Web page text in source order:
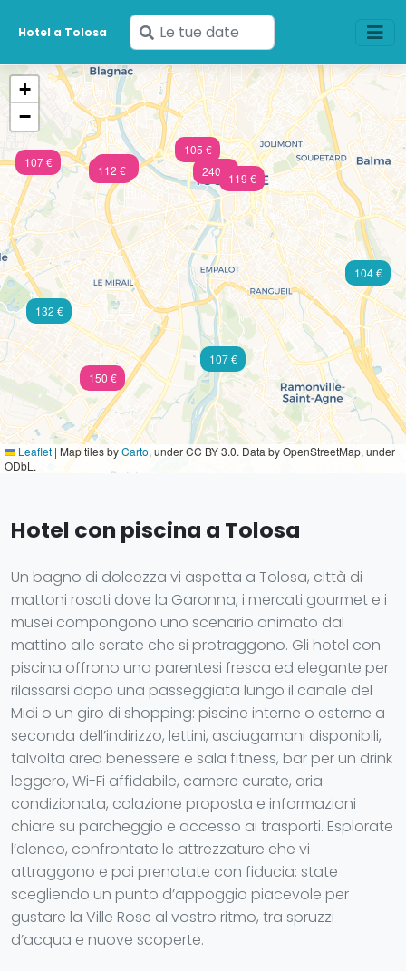
Hotel a Tolosa
Inserisci
le
tue
date
105 €
119 €
112 €
142 €
107 €
150 €
240 €
104 €
107 €
132 €
+
−
Leaflet | Map tiles byCarto, under CC BY 3.0. Data by OpenStreetMap, under
ODbL.
Hotel con piscina a Tolosa
Un bagno di dolcezza vi aspetta a Tolosa, città di
mattoni rosati dove la Garonna, i mercati gourmet e i
musei compongono uno scenario animato dal
mattino alle serate che si protraggono. Gli hotel con
piscina offrono una parentesi fresca ed elegante per
rilassarsi dopo una passeggiata lungo il canale del
Midi o un giro di shopping: piscine interne o esterne a
seconda dell’indirizzo, lettini, asciugamani disponibili,
talvolta area benessere e sala fitness, bar per un drink
leggero, Wi-Fi affidabile, camere curate, aria
condizionata, colazione proposta e informazioni
chiare su parcheggio e accesso ai trasporti. Esplorate
l’elenco, confrontate le attrezzature che vi
attraggono e poi prenotate con fiducia: state
scegliendo un punto d’appoggio piacevole per
gustare la Ville Rose al vostro ritmo, tra spruzzi
d’acqua e nuove scoperte.